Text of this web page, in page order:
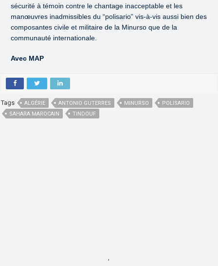
sécurité à témoin contre le chantage inacceptable et les
manœuvres inadmissibles du “polisario” vis-à-vis aussi bien des
composantes civile et militaire de la Minurso que de la
communauté internationale.
Avec MAP
Tags ALGÉRIE ANTONIO GUTERRES MINURSO
POLISARIO
SAHARA MAROCAIN
TINDOUF
,